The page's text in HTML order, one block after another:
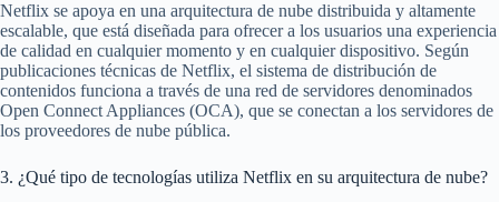
Netflix se apoya en una arquitectura de nube distribuida y altamente
escalable, que está diseñada para ofrecer a los usuarios una experiencia
de calidad en cualquier momento y en cualquier dispositivo. Según
publicaciones técnicas de Netflix, el sistema de distribución de
contenidos funciona a través de una red de servidores denominados
Open Connect Appliances (OCA), que se conectan a los servidores de
los proveedores de nube pública.
3. ¿Qué tipo de tecnologías utiliza Netflix en su arquitectura de nube?